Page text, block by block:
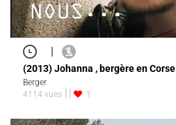
|
(2013) Johanna , bergère en Corse
Berger
4114 vues
1